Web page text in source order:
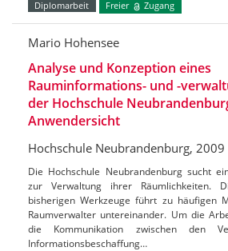
Diplomarbeit Freier Zugang
Mario Hohensee
Analyse und Konzeption eines
Rauminformations- und -
der Hochschule
Anwendersicht
Hochschule Neubrandenburg, 2009
Die Hochschule Neubrandenburg sucht
zur Verwaltung ihrer Räumlichkeiten.
bisherigen Werkzeuge führt zu häufigen
Raumverwalter untereinander. Um die
die Kommunikation zwischen den
Informationsbeschaffung…